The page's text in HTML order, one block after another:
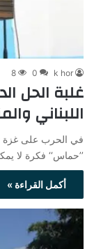
k hor
0
8
غلبة الحل
اللبناني
في الحرب على غزة
’’حماس‘‘ فكرة لا
أكمل القراءة »